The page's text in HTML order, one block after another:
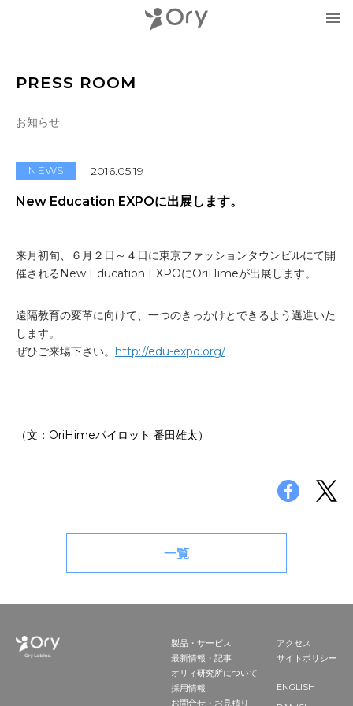
分身ロボットOriHime
意思伝達装置
人材紹介FLEMEE
分身ロボットカフェ
オリィ研究所について
ミッション
メンバー紹介
採用情報
お問合せ・お見積り
お申込み
PRESS ROOM
お知らせ
NEWS 2016.05.19
New Education EXPOに出展します。
来月初旬、６月２日～４日に東京ファッションタウンビルにて開
催されるNew Education EXPOにOriHimeが出展します。
遠隔教育の変革に向けて、一つのきっかけとできるよう邁進いた
します。
ぜひご来場下さい。 http://edu-expo.org/
（文：OriHimeパイロット 番田雄太）
一覧
製品・サービス
最新情報・記事
オリィ研究所について
採用情報
お問合せ・お見積り
アクセス
サイトポリシー
ENGLISH